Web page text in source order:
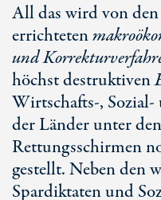
All das wird von
errichteten
und
höchst destruktiven
Wirtschafts-,
der Länder unter
Rettungsschirmen
gestellt. Neben den
Spardiktaten und